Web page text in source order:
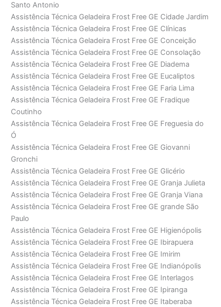
Santo Antonio
Assistência Técnica Geladeira Frost Free GE Cidade Jardim
Assistência Técnica Geladeira Frost Free GE Clínicas
Assistência Técnica Geladeira Frost Free GE Conceição
Assistência Técnica Geladeira Frost Free GE Consolação
Assistência Técnica Geladeira Frost Free GE Diadema
Assistência Técnica Geladeira Frost Free GE Eucaliptos
Assistência Técnica Geladeira Frost Free GE Faria Lima
Assistência Técnica Geladeira Frost Free GE Fradique
Coutinho
Assistência Técnica Geladeira Frost Free GE Freguesia do
Ó
Assistência Técnica Geladeira Frost Free GE Giovanni
Gronchi
Assistência Técnica Geladeira Frost Free GE Glicério
Assistência Técnica Geladeira Frost Free GE Granja Julieta
Assistência Técnica Geladeira Frost Free GE Granja Viana
Assistência Técnica Geladeira Frost Free GE grande São
Paulo
Assistência Técnica Geladeira Frost Free GE Higienópolis
Assistência Técnica Geladeira Frost Free GE Ibirapuera
Assistência Técnica Geladeira Frost Free GE Imirim
Assistência Técnica Geladeira Frost Free GE Indianópolis
Assistência Técnica Geladeira Frost Free GE Interlagos
Assistência Técnica Geladeira Frost Free GE Ipiranga
Assistência Técnica Geladeira Frost Free GE Itaberaba